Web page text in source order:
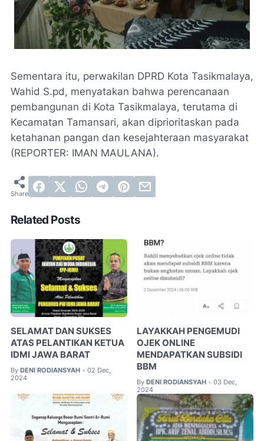
Sementara itu, perwakilan DPRD Kota Tasikmalaya,
Wahid S.pd, menyatakan bahwa perencanaan
pembangunan di Kota Tasikmalaya, terutama di
Kecamatan Tamansari, akan diprioritaskan pada
ketahanan pangan dan kesejahteraan masyarakat
(REPORTER: IMAN MAULANA).
Related Posts
SELAMAT DAN SUKSES
ATAS PELANTIKAN KETUA
IDMI JAWA BARAT
By DENI RODIANSYAH • 02 Dec,
2024
LAYAKKAH PENGEMUDI
OJEK ONLINE
MENDAPATKAN SUBSIDI
BBM
By DENI RODIANSYAH • 03 Dec,
2024